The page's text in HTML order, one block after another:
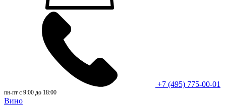
+7 (495) 775-00-01
пн-пт с 9:00 до 18:00
Вино